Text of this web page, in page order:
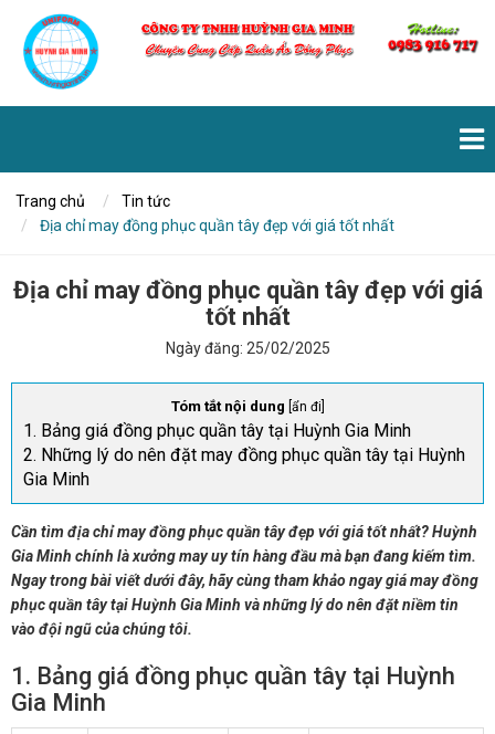
Trang chủ
Tin tức
Địa chỉ may đồng phục quần tây đẹp với giá tốt nhất
Địa chỉ may đồng phục quần tây đẹp với giá
tốt nhất
Ngày đăng: 25/02/2025
Tóm tắt nội dung ẩn đi
1. Bảng giá đồng phục quần tây tại Huỳnh Gia Minh
2. Những lý do nên đặt may đồng phục quần tây tại Huỳnh
Gia Minh
Cần tìm địa chỉ may đồng phục quần tây đẹp với giá tốt nhất? Huỳnh
Gia Minh chính là xưởng may uy tín hàng đầu mà bạn đang kiếm tìm.
Ngay trong bài viết dưới đây, hãy cùng tham khảo ngay giá may đồng
phục quần tây tại Huỳnh Gia Minh và những lý do nên đặt niềm tin
vào đội ngũ của chúng tôi.
1. Bảng giá đồng phục quần tây tại Huỳnh
Gia Minh